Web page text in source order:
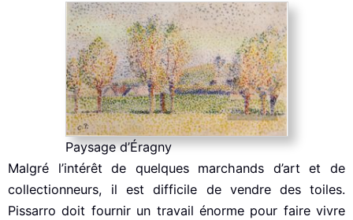
Paysage d’Éragny
Malgré l’intérêt de quelques marchands d’art et de
collectionneurs, il est difficile de vendre des toiles.
Pissarro doit fournir un travail énorme pour faire vivre